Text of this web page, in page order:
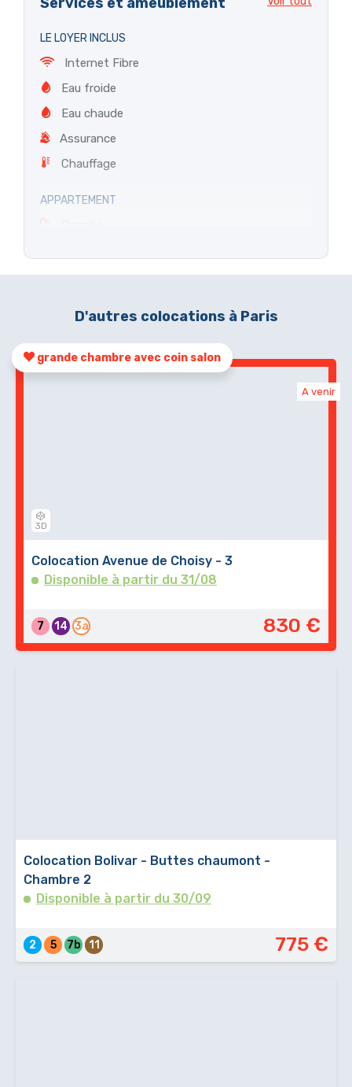
LE LOYER INCLUS
Internet Fibre
Eau froide
Eau chaude
Assurance
Chauffage
APPARTEMENT
Ascenseur
Jardin
AMEUBLEMENT
Aspirateur
Dressing
Électricité
D'autres colocations à Paris
grande chambre avec coin salon
A venir
3D
Colocation Avenue de Choisy - 3
Disponible à partir du 31/08
7 14 3a 830 €
Colocation Bolivar - Buttes chaumont -
Chambre 2
Disponible à partir du 30/09
2 5 7b 11 775 €